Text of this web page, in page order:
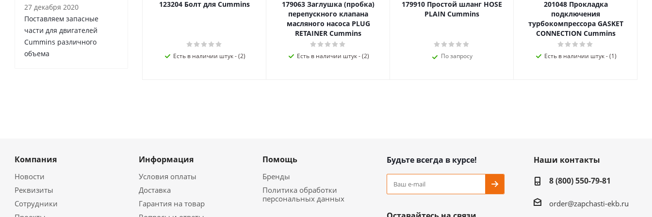
123204 Болт для Cummins
Есть в наличии штук - (2)
179063 Заглушка (пробка)
перепускного клапана
масляного насоса PLUG
RETAINER Cummins
Есть в наличии штук - (2)
179910 Простой шланг HOSE
PLAIN Cummins
По запросу
201048 Прокладка
подключения
турбокомпрессора GASKET
CONNECTION Cummins
Есть в наличии штук - (1)
27 декабря 2020
Поставляем запасные
части для двигателей
Cummins различного
объема
Компания
Новости
Реквизиты
Сотрудники
Информация
Условия оплаты
Доставка
Гарантия на товар
Помощь
Бренды
Политика обработки
персональных данных
Будьте всегда в курсе!
Наши контакты
8 (800) 550-79-81
order@zapchasti-ekb.ru